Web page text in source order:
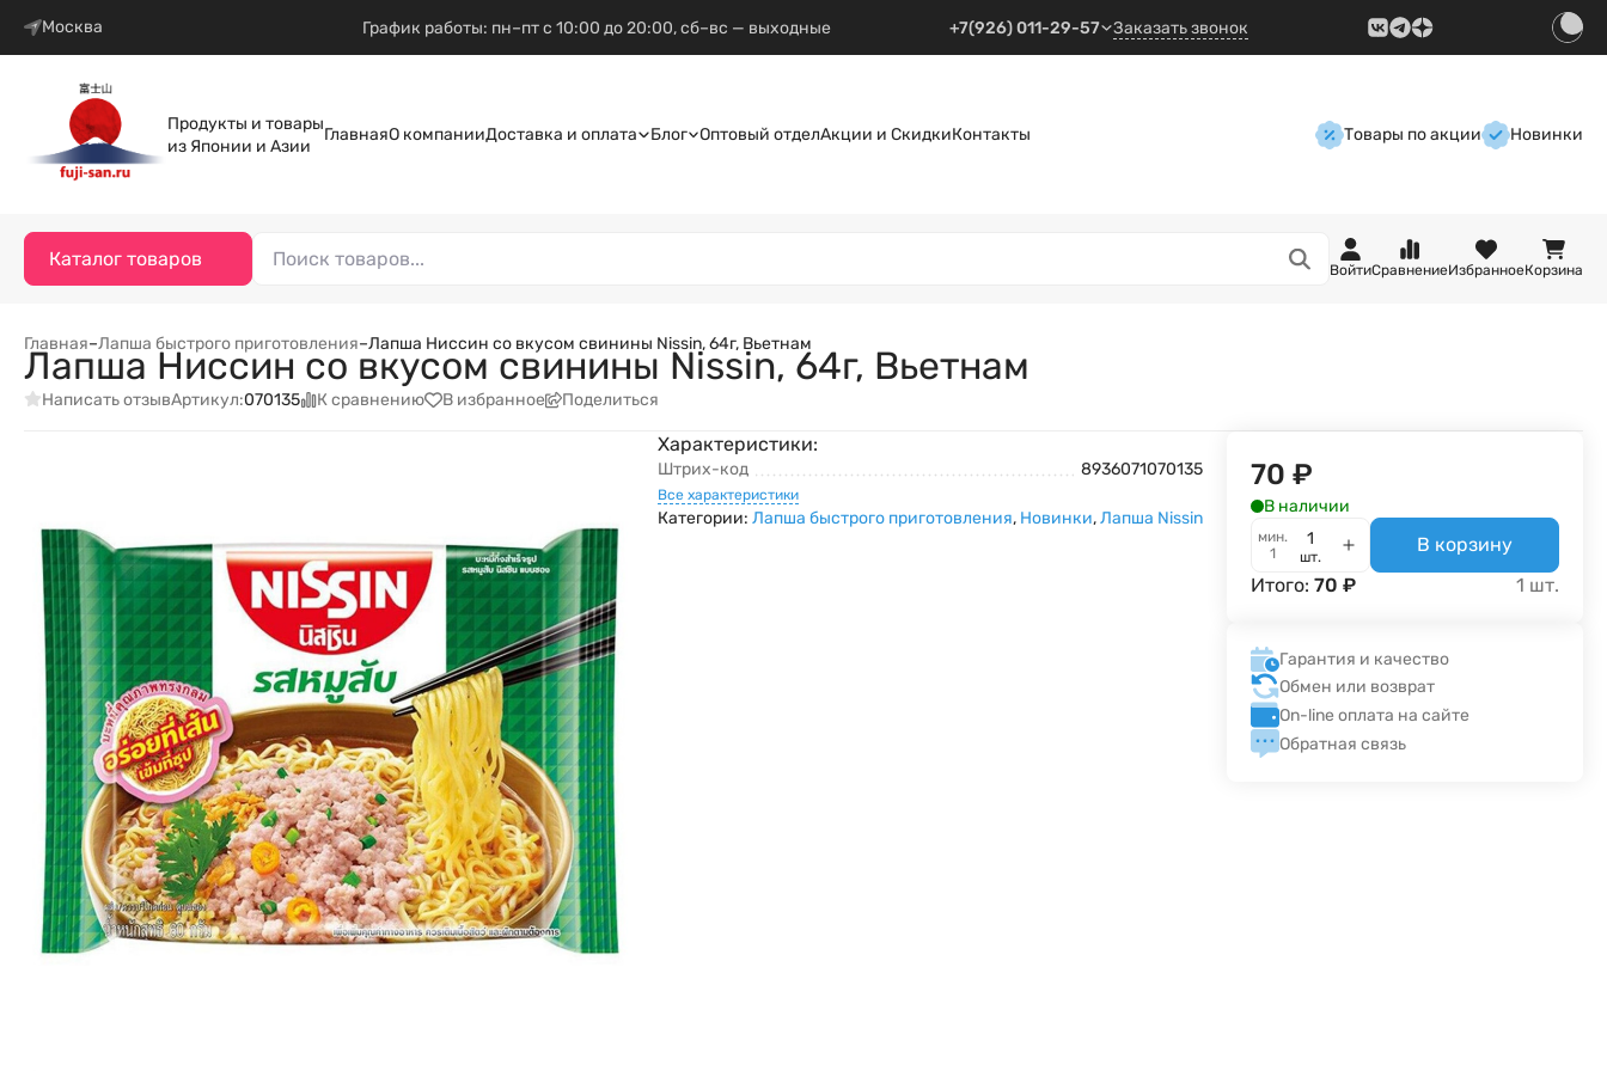
Москва График работы: пн–пт с 10:00 до 20:00, сб–вс — выходные +7(926) 011-29-57 Заказать звонок
Продукты и товары
из Японии и Азии
ГлавнаяО компанииДоставка и оплата Блог Оптовый отделАкции и СкидкиКонтакты Товары по акции Новинки
Каталог товаров
ВойтиСравнениеИзбранноеКорзина
Главная–Лапша быстрого приготовления–Лапша Ниссин со вкусом свинины Nissin, 64г, Вьетнам
Лапша Ниссин со вкусом свинины Nissin, 64г, Вьетнам
Написать отзывАртикул:070135 К сравнению В избранное Поделиться
Характеристики:
Штрих-код 8936071070135
Все характеристики
Категории: Лапша быстрого приготовления, Новинки,Лапша Nissin
70 ₽
В наличии
мин.
1
шт.
В корзину
Итого:70 ₽ 1 шт.
Гарантия и качество
Обмен или возврат
On-line оплата на сайте
Обратная связь